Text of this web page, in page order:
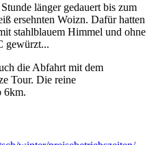
länger gedauert bis zum
ersehnten Woizn. Dafür hatten
stahlblauem Himmel und ohne
gewürzt...
die Abfahrt mit dem
Tour. Die reine
6km.